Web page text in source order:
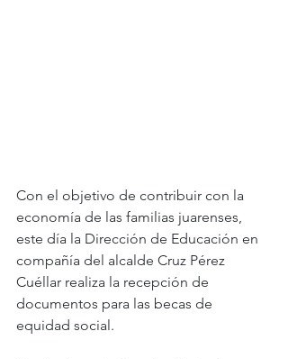
Con el objetivo de contribuir con la
economía de las familias juarenses,
este día la Dirección de Educación en
compañía del alcalde Cruz Pérez
Cuéllar realiza la recepción de
documentos para las becas de
equidad social.